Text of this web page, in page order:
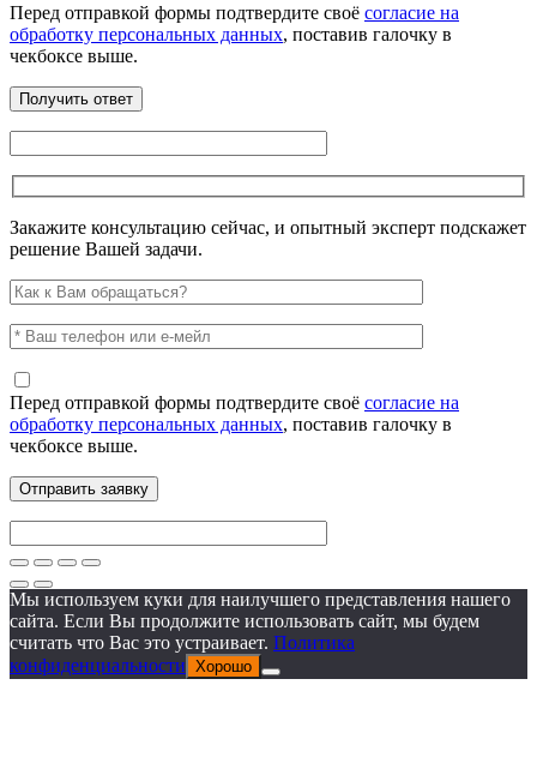
Перед отправкой формы подтвердите своё согласие на
обработку персональных данных, поставив галочку в
чекбоксе выше.
Закажите консультацию сейчас, и опытный эксперт подскажет
решение Вашей задачи.
Перед отправкой формы подтвердите своё согласие на
обработку персональных данных, поставив галочку в
чекбоксе выше.
Мы используем куки для наилучшего представления нашего
сайта. Если Вы продолжите использовать сайт, мы будем
считать что Вас это устраивает. Политика
конфиденциальности Хорошо